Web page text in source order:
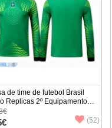
de time de futebol Brasil
Replicas 2º Equipamento
Mundo 2026 Manga
(+ Calças curtas)
(52)